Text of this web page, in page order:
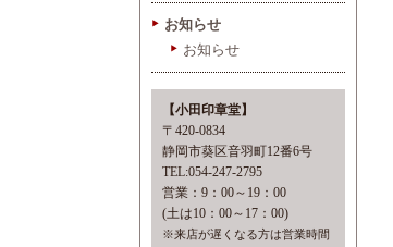
お知らせ
お知らせ
【小田印章堂】
〒420-0834
静岡市葵区音羽町12番6号
TEL:054-247-2795
営業：9：00～19：00
(土は10：00～17：00)
※来店が遅くなる方は営業時間